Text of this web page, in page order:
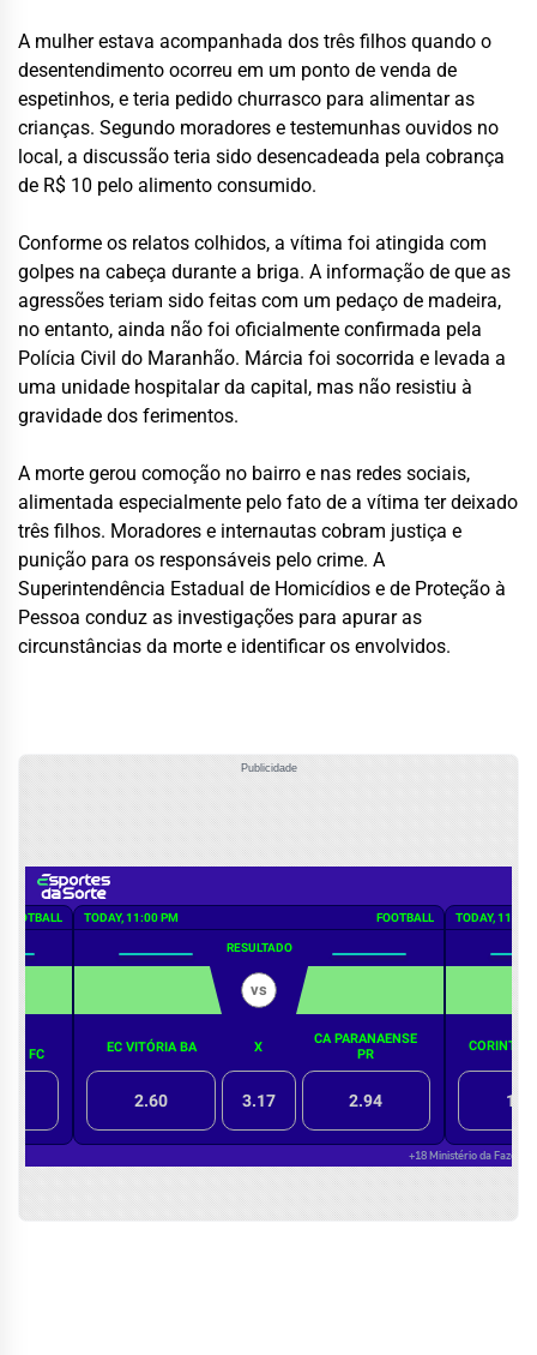
A mulher estava acompanhada dos três filhos quando o
desentendimento ocorreu em um ponto de venda de
espetinhos, e teria pedido churrasco para alimentar as
crianças. Segundo moradores e testemunhas ouvidos no
local, a discussão teria sido desencadeada pela cobrança
de R$ 10 pelo alimento consumido.
Conforme os relatos colhidos, a vítima foi atingida com
golpes na cabeça durante a briga. A informação de que as
agressões teriam sido feitas com um pedaço de madeira,
no entanto, ainda não foi oficialmente confirmada pela
Polícia Civil do Maranhão. Márcia foi socorrida e levada a
uma unidade hospitalar da capital, mas não resistiu à
gravidade dos ferimentos.
A morte gerou comoção no bairro e nas redes sociais,
alimentada especialmente pelo fato de a vítima ter deixado
três filhos. Moradores e internautas cobram justiça e
punição para os responsáveis pelo crime. A
Superintendência Estadual de Homicídios e de Proteção à
Pessoa conduz as investigações para apurar as
circunstâncias da morte e identificar os envolvidos.
Publicidade